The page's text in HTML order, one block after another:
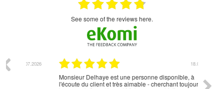
see some of the reviews here.
Monsieur Delhaye est une personne disponible, à
l'écoute du client et très aimable - cherchant toujours la